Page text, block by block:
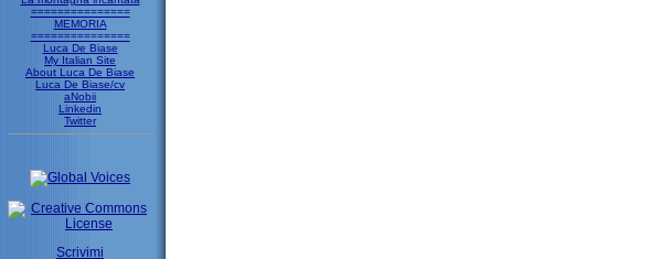
===============
MEMORIA
===============
Luca De Biase
My Italian Site
About Luca De Biase
Luca De Biase/cv
aNobii
Linkedin
Twitter
Scrivimi